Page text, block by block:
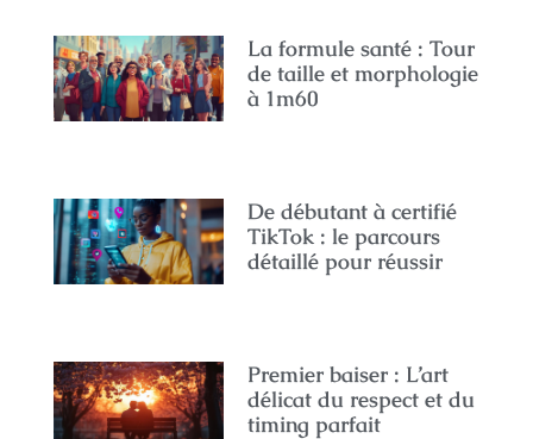
La formule santé : Tour
de taille et morphologie
à 1m60
De débutant à certifié
TikTok : le parcours
détaillé pour réussir
Premier baiser : L’art
délicat du respect et du
timing parfait